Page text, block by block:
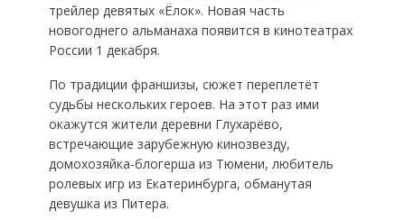
трейлер девятых «Ёлок». Новая часть
новогоднего альманаха появится в кинотеатрах
России 1 декабря.
По традиции франшизы, сюжет переплетёт
судьбы нескольких героев. На этот раз ими
окажутся жители деревни Глухарёво,
встречающие зарубежную кинозвезду,
домохозяйка-блогерша из Тюмени, любитель
ролевых игр из Екатеринбурга, обманутая
девушка из Питера.